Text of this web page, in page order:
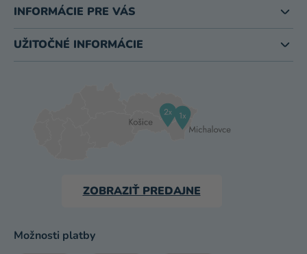
INFORMÁCIE PRE VÁS
UŽITOČNÉ INFORMÁCIE
ZOBRAZIŤ PREDAJNE
Možnosti platby